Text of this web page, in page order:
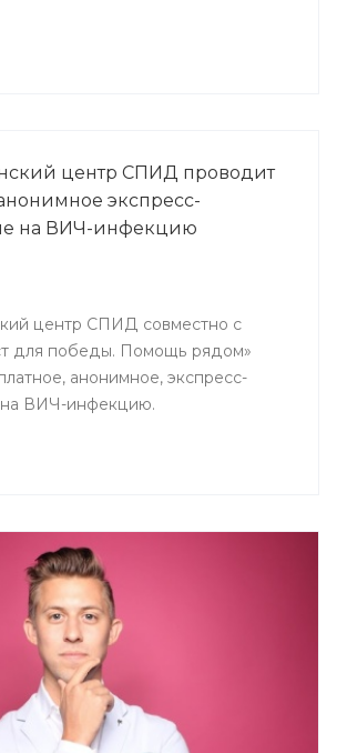
центр СПИД проводит
экспресс-
на ВИЧ-инфекцию
центр СПИД совместно с
для победы. Помощь рядом»
анонимное, экспресс-
на ВИЧ-инфекцию.